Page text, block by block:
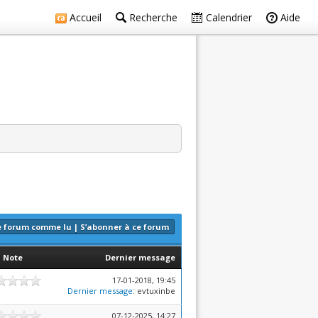
Accueil Recherche Calendrier Aide
forum comme lu | S’abonner à ce forum
Note Dernier message
17-01-2018, 19:45
Dernier message: evtuxinbe
07-12-2025, 14:27